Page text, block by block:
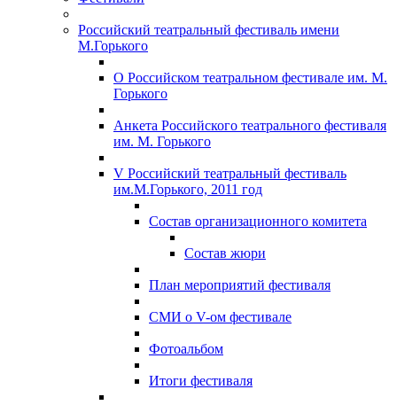
Российский театральный фестиваль имени
М.Горького
О Российском театральном фестивале им. М.
Горького
Анкета Российского театрального фестиваля
им. М. Горького
V Российский театральный фестиваль
им.М.Горького, 2011 год
Состав организационного комитета
Состав жюри
План мероприятий фестиваля
СМИ о V-ом фестивале
Фотоальбом
Итоги фестиваля